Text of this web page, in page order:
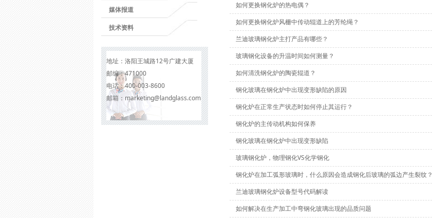
媒体报道
技术资料
地址： 洛阳王城路12号广建大厦
邮编：471000
电话：400-003-8600
邮箱： marketing@landglass.com
如何更换钢化炉的热电偶？
如何更换钢化炉风栅中传动辊道上的芳纶绳？
兰迪玻璃钢化炉主打产品有哪些？
玻璃钢化设备的升温时间如何测量？
如何清洗钢化炉的陶瓷辊道？
钢化玻璃在钢化炉中出现变形缺陷的原因
钢化炉在正常生产状态时如何停止其运行？
钢化炉的主传动机构如何保养
钢化玻璃在钢化炉中出现变形缺陷
玻璃钢化炉，物理钢化VS化学钢化
钢化炉在加工弧形玻璃时，什么原因会造成钢化后玻璃的弧边产生裂纹？
兰迪玻璃钢化炉设备型号代码解读
如何解决在生产加工中弯钢化玻璃出现的品质问题